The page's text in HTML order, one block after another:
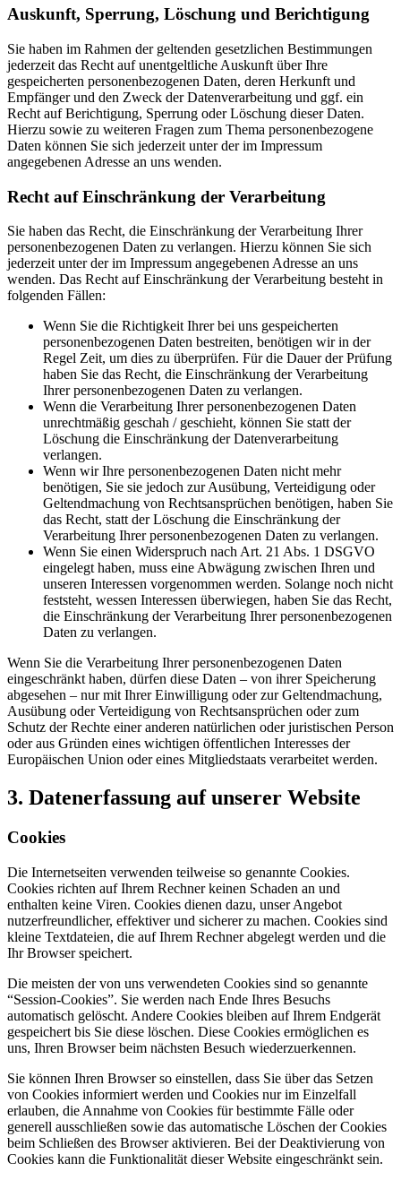
Auskunft, Sperrung, Löschung und Berichtigung
Sie haben im Rahmen der geltenden gesetzlichen Bestimmungen
jederzeit das Recht auf unentgeltliche Auskunft über Ihre
gespeicherten personenbezogenen Daten, deren Herkunft und
Empfänger und den Zweck der Datenverarbeitung und ggf. ein
Recht auf Berichtigung, Sperrung oder Löschung dieser Daten.
Hierzu sowie zu weiteren Fragen zum Thema personenbezogene
Daten können Sie sich jederzeit unter der im Impressum
angegebenen Adresse an uns wenden.
Recht auf Einschränkung der Verarbeitung
Sie haben das Recht, die Einschränkung der Verarbeitung Ihrer
personenbezogenen Daten zu verlangen. Hierzu können Sie sich
jederzeit unter der im Impressum angegebenen Adresse an uns
wenden. Das Recht auf Einschränkung der Verarbeitung besteht in
folgenden Fällen:
Wenn Sie die Richtigkeit Ihrer bei uns gespeicherten
personenbezogenen Daten bestreiten, benötigen wir in der
Regel Zeit, um dies zu überprüfen. Für die Dauer der Prüfung
haben Sie das Recht, die Einschränkung der Verarbeitung
Ihrer personenbezogenen Daten zu verlangen.
Wenn die Verarbeitung Ihrer personenbezogenen Daten
unrechtmäßig geschah / geschieht, können Sie statt der
Löschung die Einschränkung der Datenverarbeitung
verlangen.
Wenn wir Ihre personenbezogenen Daten nicht mehr
benötigen, Sie sie jedoch zur Ausübung, Verteidigung oder
Geltendmachung von Rechtsansprüchen benötigen, haben Sie
das Recht, statt der Löschung die Einschränkung der
Verarbeitung Ihrer personenbezogenen Daten zu verlangen.
Wenn Sie einen Widerspruch nach Art. 21 Abs. 1 DSGVO
eingelegt haben, muss eine Abwägung zwischen Ihren und
unseren Interessen vorgenommen werden. Solange noch nicht
feststeht, wessen Interessen überwiegen, haben Sie das Recht,
die Einschränkung der Verarbeitung Ihrer personenbezogenen
Daten zu verlangen.
Wenn Sie die Verarbeitung Ihrer personenbezogenen Daten
eingeschränkt haben, dürfen diese Daten – von ihrer Speicherung
abgesehen – nur mit Ihrer Einwilligung oder zur Geltendmachung,
Ausübung oder Verteidigung von Rechtsansprüchen oder zum
Schutz der Rechte einer anderen natürlichen oder juristischen Person
oder aus Gründen eines wichtigen öffentlichen Interesses der
Europäischen Union oder eines Mitgliedstaats verarbeitet werden.
3. Datenerfassung auf unserer Website
Cookies
Die Internetseiten verwenden teilweise so genannte Cookies.
Cookies richten auf Ihrem Rechner keinen Schaden an und
enthalten keine Viren. Cookies dienen dazu, unser Angebot
nutzerfreundlicher, effektiver und sicherer zu machen. Cookies sind
kleine Textdateien, die auf Ihrem Rechner abgelegt werden und die
Ihr Browser speichert.
Die meisten der von uns verwendeten Cookies sind so genannte
“Session-Cookies”. Sie werden nach Ende Ihres Besuchs
automatisch gelöscht. Andere Cookies bleiben auf Ihrem Endgerät
gespeichert bis Sie diese löschen. Diese Cookies ermöglichen es
uns, Ihren Browser beim nächsten Besuch wiederzuerkennen.
Sie können Ihren Browser so einstellen, dass Sie über das Setzen
von Cookies informiert werden und Cookies nur im Einzelfall
erlauben, die Annahme von Cookies für bestimmte Fälle oder
generell ausschließen sowie das automatische Löschen der Cookies
beim Schließen des Browser aktivieren. Bei der Deaktivierung von
Cookies kann die Funktionalität dieser Website eingeschränkt sein.